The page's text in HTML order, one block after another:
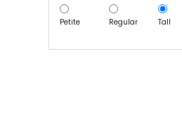
Petite Regular Tall